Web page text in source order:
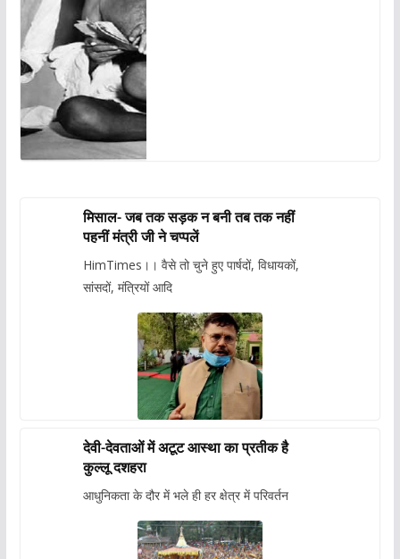
मिसाल- जब तक सड़क न बनी तब तक नहीं
पहनीं मंत्री जी ने चप्पलें
HimTimes।। वैसे तो चुने हुए पार्षदों, विधायकों,
सांसदों, मंत्रियों आदि
देवी-देवताओं में अटूट आस्था का प्रतीक है
कुल्लू दशहरा
आधुनिकता के दौर में भले ही हर क्षेत्र में परिवर्तन